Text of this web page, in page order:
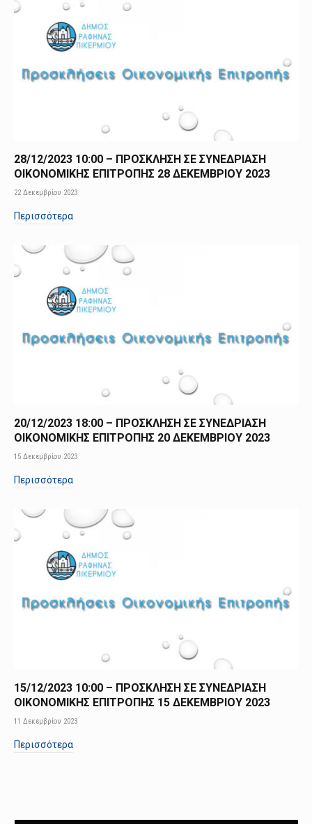
28/12/2023 10:00 – ΠΡΟΣΚΛΗΣΗ ΣΕ ΣΥΝΕΔΡΙΑΣΗ
ΟΙΚΟΝΟΜΙΚΗΣ ΕΠΙΤΡΟΠΗΣ 28 ΔΕΚΕΜΒΡΙΟΥ 2023
22 Δεκεμβρίου 2023
Περισσότερα
20/12/2023 18:00 – ΠΡΟΣΚΛΗΣΗ ΣΕ ΣΥΝΕΔΡΙΑΣΗ
ΟΙΚΟΝΟΜΙΚΗΣ ΕΠΙΤΡΟΠΗΣ 20 ΔΕΚΕΜΒΡΙΟΥ 2023
15 Δεκεμβρίου 2023
Περισσότερα
15/12/2023 10:00 – ΠΡΟΣΚΛΗΣΗ ΣΕ ΣΥΝΕΔΡΙΑΣΗ
ΟΙΚΟΝΟΜΙΚΗΣ ΕΠΙΤΡΟΠΗΣ 15 ΔΕΚΕΜΒΡΙΟΥ 2023
11 Δεκεμβρίου 2023
Περισσότερα